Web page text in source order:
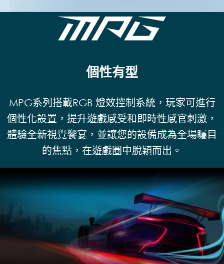
個性有型
MPG系列搭載RGB 燈效控制系統，玩家可進行
個性化設置，提升遊戲感受和即時性感官刺激，
體驗全新視覺饗宴，並讓您的設備成為全場矚目
的焦點，在遊戲圈中脫穎而出。